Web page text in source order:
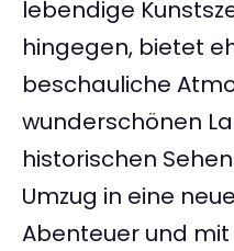
lebendige
hingegen, bietet
beschauliche
wunderschönen
historischen
Umzug in eine
Abenteuer und